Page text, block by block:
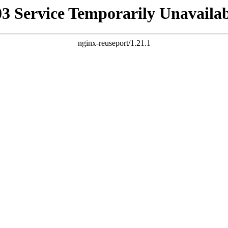
Service Temporarily
nginx-reuseport/1.21.1